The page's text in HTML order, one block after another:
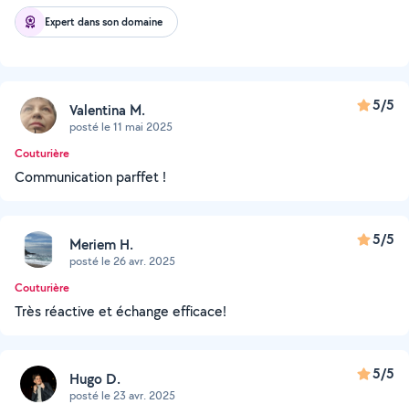
Expert dans son domaine
Valentina M.
posté le 11 mai 2025
5/5
Couturière
Communication parffet !
Meriem H.
posté le 26 avr. 2025
5/5
Couturière
Très réactive et échange efficace!
Hugo D.
posté le 23 avr. 2025
5/5